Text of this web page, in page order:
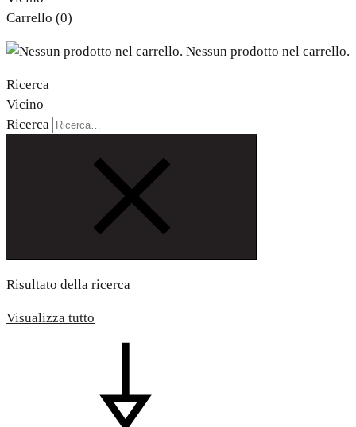
Carrello (0)
Nessun prodotto nel carrello.
Ricerca
Vicino
Ricerca
Risultato della ricerca
Visualizza tutto